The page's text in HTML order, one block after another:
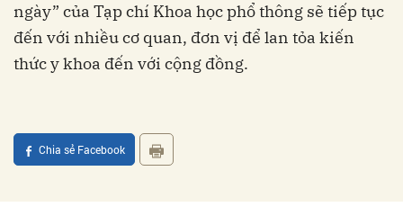
ngày” của Tạp chí Khoa học phổ thông sẽ tiếp tục
đến với nhiều cơ quan, đơn vị để lan tỏa kiến
thức y khoa đến với cộng đồng.
Chia sẻ Facebook